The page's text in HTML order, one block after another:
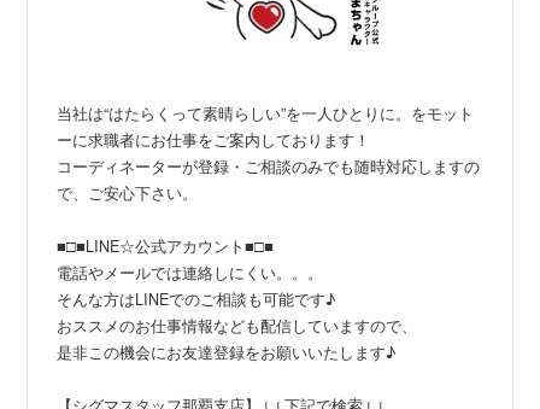
当社は“はたらくって素晴らしい”を一人ひとりに。をモット
ーに求職者にお仕事をご案内しております！
コーディネーターが登録・ご相談のみでも随時対応しますの
で、ご安心下さい。
■□■LINE☆公式アカウント■□■
電話やメールでは連絡しにくい。。。
そんな方はLINEでのご相談も可能です♪
おススメのお仕事情報なども配信していますので、
是非この機会にお友達登録をお願いいたします♪